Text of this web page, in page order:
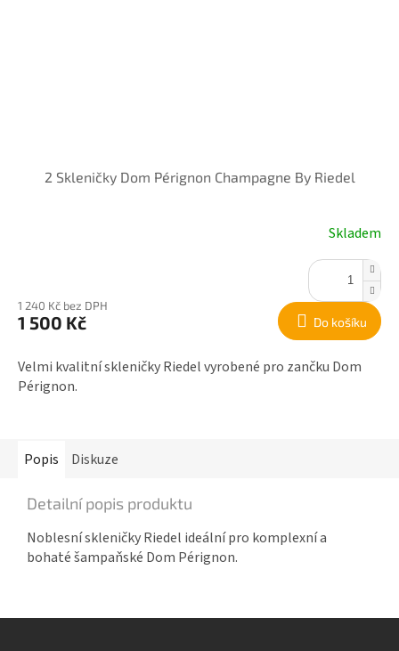
2 Skleničky Dom Pérignon Champagne By Riedel
Skladem
1 240 Kč bez DPH
1 500 Kč Do košíku
Velmi kvalitní skleničky Riedel vyrobené pro zančku Dom
Pérignon.
Popis Diskuze
Detailní popis produktu
Noblesní skleničky Riedel ideální pro komplexní a
bohaté šampaňské Dom Pérignon.